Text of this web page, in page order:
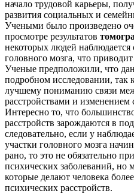
начало трудовой карьеры,
развития социальных и
Учеными было произведено
просмотре результатов
некоторых людей
головного мозга, что
Ученые предположили, что
подробном исследовании, так
лучшему пониманию связи
расстройствами и изменением
Интересно то, что
расстройств зарождаются в
следовательно, если у
участки головного мозга
рано, то это не обязательно
психических заболеваний, но
которые делают человека
психических расстройств.